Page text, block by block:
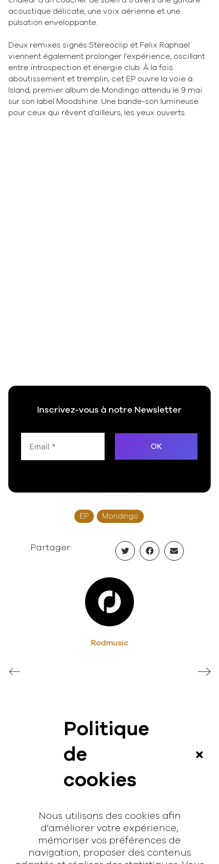
Politique
de
cookies
Nous utilisons des cookies afin
d'améliorer votre expérience,
mémoriser vos préférences de
navigation, proposer des contenus
acoustique délicate, une voix aérienne et une
pulsation enveloppante.
Deux remixes signés Stereoclip et Felix Raphael
viennent également prolonger l’expérience, oscillant
entre introspection et énergie club. À la fois
aboutissement et tremplin, cet EP ouvre la voie à
Island, premier album de Mondingo attendu le 9 mai
sur son label Moodshine. Une bande-son lumineuse
pour ceux qui rêvent d’ailleurs, les yeux ouverts.
Inscrivez-vous à notre Newsletter
EP Mondingo
Partager:
Rodmusic
Interview
Contact
hello@rodmusic.fr